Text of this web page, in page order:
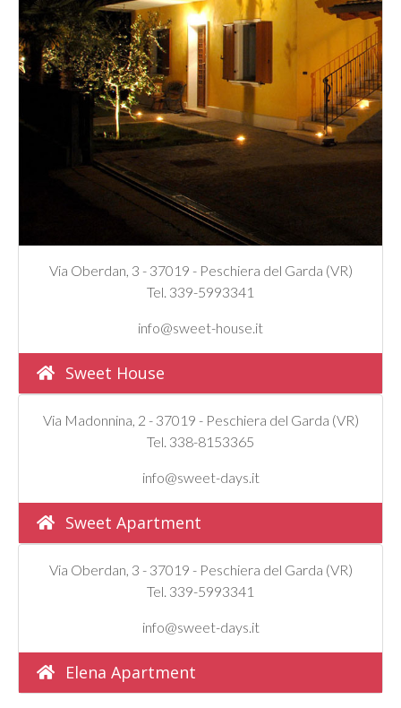
Via Oberdan, 3 - 37019 - Peschiera del Garda (VR)
Tel. 339-5993341
info@sweet-house.it
Sweet House
Via Madonnina, 2 - 37019 - Peschiera del Garda (VR)
Tel. 338-8153365
info@sweet-days.it
Sweet Apartment
Via Oberdan, 3 - 37019 - Peschiera del Garda (VR)
Tel. 339-5993341
info@sweet-days.it
Elena Apartment